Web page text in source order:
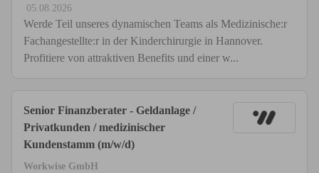
05.08.2026
Werde Teil unseres dynamischen Teams als Medizinische:r
Fachangestellte:r in der Kinderchirurgie in Hannover.
Profitiere von attraktiven Benefits und einer w...
Senior Finanzberater - Geldanlage /
Privatkunden / medizinischer
Kundenstamm (m/w/d)
Workwise GmbH